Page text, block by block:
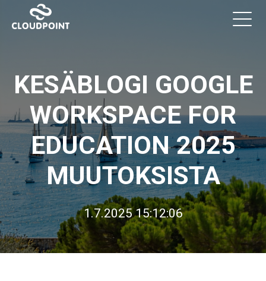
KESÄBLOGI GOOGLE
WORKSPACE FOR
EDUCATION 2025
MUUTOKSISTA
1.7.2025 15:12:06